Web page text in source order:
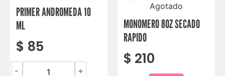
PRIMER ANDROMEDA 10
ML
$ 85
- +
Agotado
MONOMERO 8OZ SECADO
RAPIDO
$ 210